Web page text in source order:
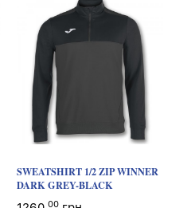
SWEATSHIRT 1/2 ZIP WINNER
DARK GREY-BLACK
00